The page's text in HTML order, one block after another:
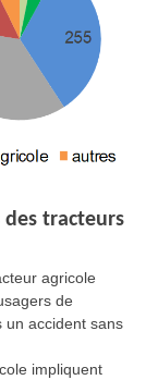
tracteurs
agricole
de
un accident sans
impliquent